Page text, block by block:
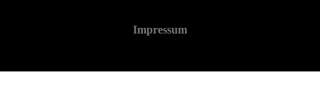
Impressum